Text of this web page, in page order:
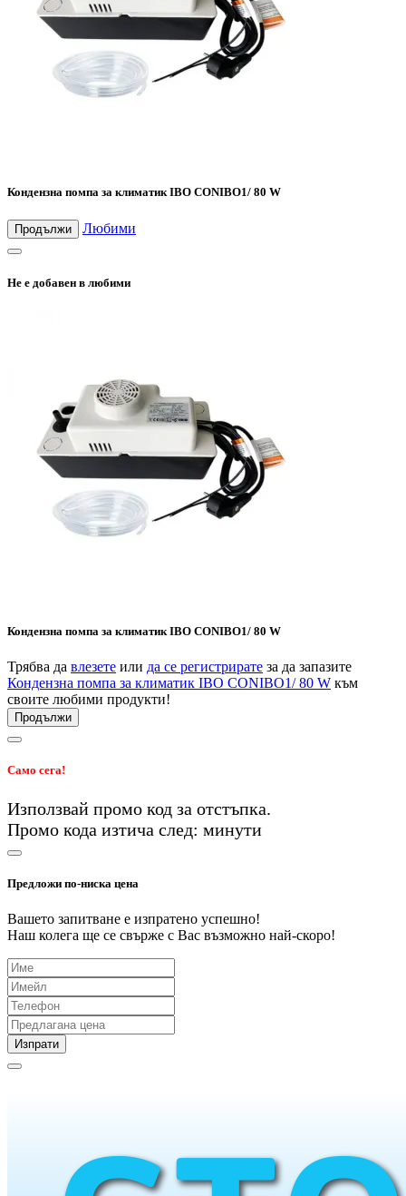
Кондензна помпа за климатик IBO CONIBO1/ 80 W
Продължи Любими
Не е добавен в любими
Кондензна помпа за климатик IBO CONIBO1/ 80 W
Трябва да влезете или да се регистрирате за да запазите
Кондензна помпа за климатик IBO CONIBO1/ 80 W към
своите любими продукти!
Продължи
Само сега!
Използвай промо код за отстъпка.
Промо кода изтича след: минути
Предложи по-ниска цена
Вашето запитване е изпратено успешно!
Наш колега ще се свърже с Вас възможно най-скоро!
Изпрати